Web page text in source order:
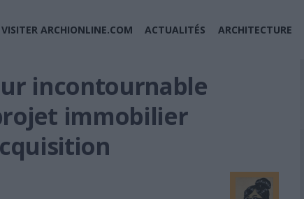
VISITER ARCHIONLINE.COM ACTUALITÉS ARCHITECTURE
incontournable
immobilier